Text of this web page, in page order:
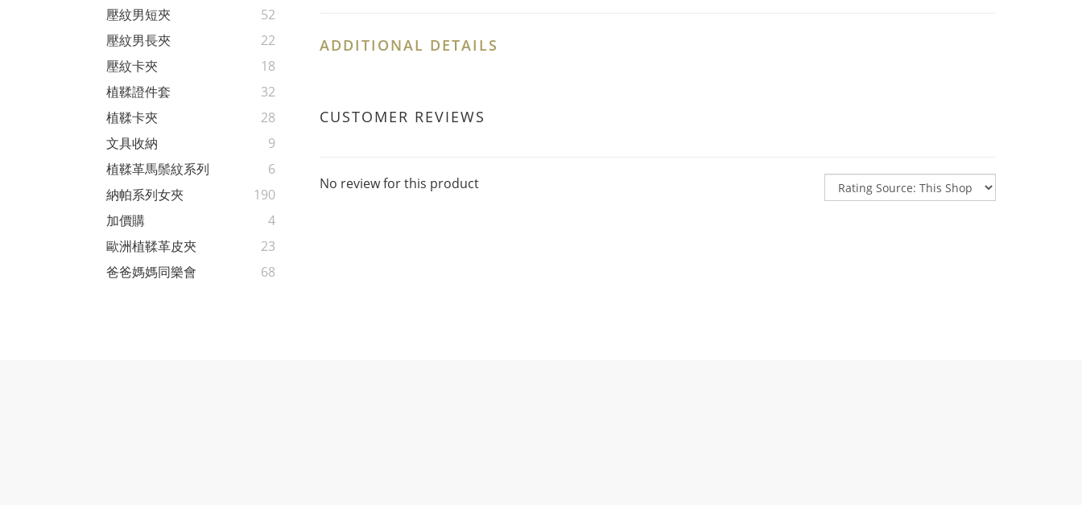
壓紋男短夾
52
壓紋男長夾
22
壓紋卡夾
18
植鞣證件套
32
植鞣卡夾
28
文具收納
9
植鞣革馬鬃紋系列
6
納帕系列女夾
190
加價購
4
歐洲植鞣革皮夾
23
爸爸媽媽同樂會
68
ADDITIONAL DETAILS
CUSTOMER REVIEWS
No review for this product